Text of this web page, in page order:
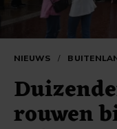
NIEUWS /
rouwen